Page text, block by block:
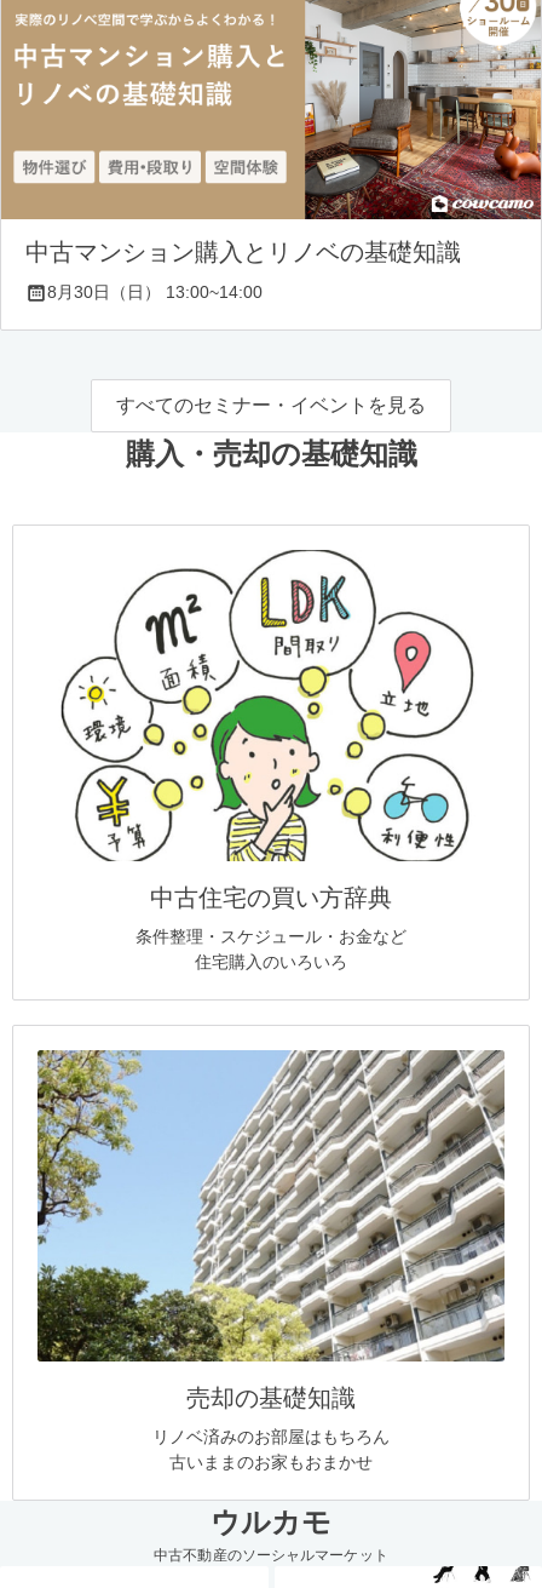
中古マンション購入とリノベの基礎知識
8月30日（日） 13:00~14:00
すべてのセミナー・イベントを見る
購入・売却の基礎知識
中古住宅の買い方辞典
条件整理・スケジュール・お金など
住宅購入のいろいろ
売却の基礎知識
リノベ済みのお部屋はもちろん
古いままのお家もおまかせ
ウルカモ
中古不動産のソーシャルマーケット